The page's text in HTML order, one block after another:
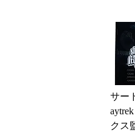
サー
クス